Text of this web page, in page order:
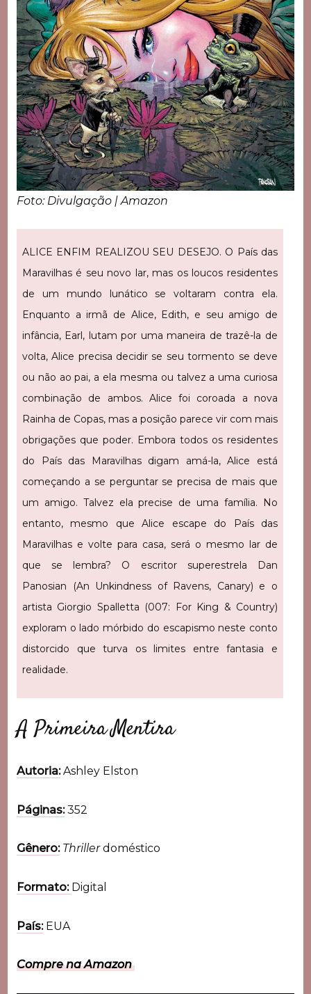
Foto: Divulgação | Amazon
ALICE ENFIM REALIZOU SEU DESEJO. O País das
Maravilhas é seu novo lar, mas os loucos residentes
de um mundo lunático se voltaram contra ela.
Enquanto a irmã de Alice, Edith, e seu amigo de
infância, Earl, lutam por uma maneira de trazê-la de
volta, Alice precisa decidir se seu tormento se deve
ou não ao pai, a ela mesma ou talvez a uma curiosa
combinação de ambos. Alice foi coroada a nova
Rainha de Copas, mas a posição parece vir com mais
obrigações que poder. Embora todos os residentes
do País das Maravilhas digam amá-la, Alice está
começando a se perguntar se precisa de mais que
um amigo. Talvez ela precise de uma família. No
entanto, mesmo que Alice escape do País das
Maravilhas e volte para casa, será o mesmo lar de
que se lembra? O escritor superestrela Dan
Panosian (An Unkindness of Ravens, Canary) e o
artista Giorgio Spalletta (007: For King & Country)
exploram o lado mórbido do escapismo neste conto
distorcido que turva os limites entre fantasia e
realidade.
A Primeira Mentira
Autoria:Ashley Elston
Páginas:352
Gênero: Thrillerdoméstico
Formato: Digital
País:EUA
Compre na Amazon